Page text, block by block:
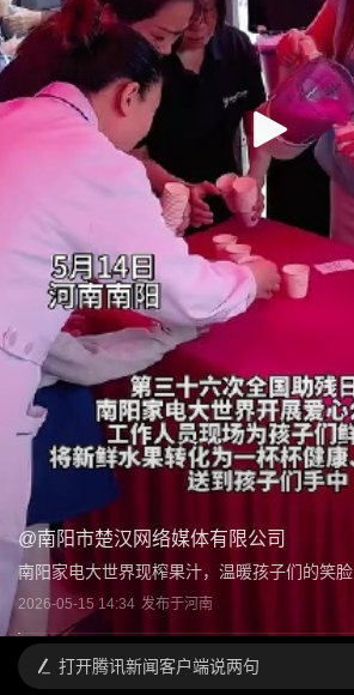
@南阳市楚汉网络媒体有限公司
南阳家电大世界现榨果汁，温暖孩子们的笑脸
2026-05-15 14:34 发布于河南
打开腾讯新闻客户端说两句